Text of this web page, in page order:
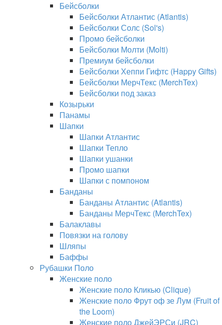
Бейсболки
Бейсболки Атлантис (Atlantis)
Бейсболки Солс (Sol's)
Промо бейсболки
Бейсболки Молти (Molti)
Премиум бейсболки
Бейсболки Хеппи Гифтс (Happy Gifts)
Бейсболки МерчТекс (MerchTex)
Бейсболки под заказ
Козырьки
Панамы
Шапки
Шапки Атлантис
Шапки Тепло
Шапки ушанки
Промо шапки
Шапки с помпоном
Банданы
Банданы Атлантис (Atlantis)
Банданы МерчТекс (MerchTex)
Балаклавы
Повязки на голову
Шляпы
Баффы
Рубашки Поло
Женские поло
Женские поло Кликью (Clique)
Женские поло Фрут оф зе Лум (Fruit of
the Loom)
Женские поло ДжейЭРСи (JRC)